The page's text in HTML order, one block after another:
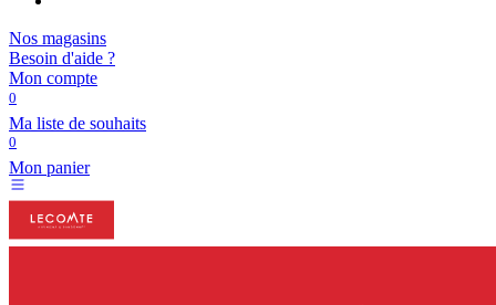
Nos magasins
Besoin d'aide ?
Mon compte
0
Ma liste de souhaits
0
Mon panier